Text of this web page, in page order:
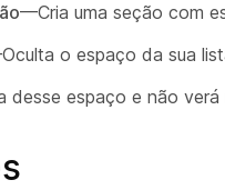
—Cria uma seção com
o espaço da sua
desse espaço e não verá